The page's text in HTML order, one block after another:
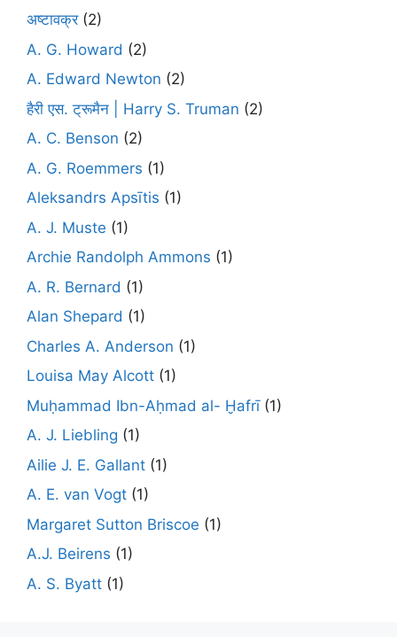
अष्टावक्र(2)
A. G. Howard (2)
A. Edward Newton (2)
हैरी एस. ट्रूमैन | Harry S. Truman (2)
A. C. Benson (2)
A. G. Roemmers (1)
Aleksandrs Apsītis (1)
A. J. Muste (1)
Archie Randolph Ammons (1)
A. R. Bernard (1)
Alan Shepard (1)
Charles A. Anderson (1)
Louisa May Alcott (1)
Muḥammad Ibn-Aḥmad al- Ḫafrī(1)
A. J. Liebling (1)
Ailie J. E. Gallant (1)
A. E. van Vogt (1)
Margaret Sutton Briscoe (1)
A.J. Beirens (1)
A. S. Byatt (1)